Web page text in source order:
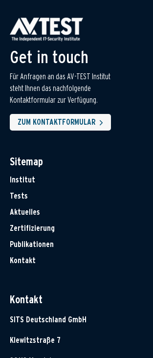
Get in touch
Für Anfragen an das AV-TEST Institut
steht Ihnen das nachfolgende
Kontaktformular zur Verfügung.
ZUM KONTAKTFORMULAR
Sitemap
Institut
Tests
Aktuelles
Zertifizierung
Publikationen
Kontakt
Kontakt
SITS Deutschland GmbH
Klewitzstraße 7